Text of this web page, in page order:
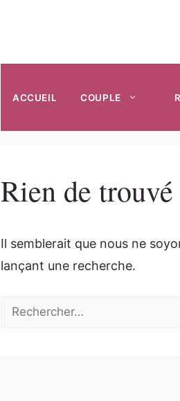
ACCUEIL COUPLE
Rien de trouvé
Il semblerait que nous ne
lançant une recherche.
Rechercher :